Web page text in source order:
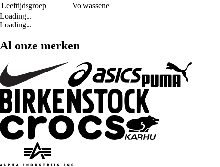
Leeftijdsgroep
Volwassene
Loading...
Loading...
Al onze merken